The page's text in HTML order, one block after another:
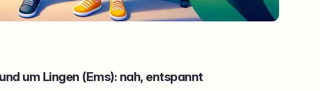
um Lingen (Ems): nah, entspannt